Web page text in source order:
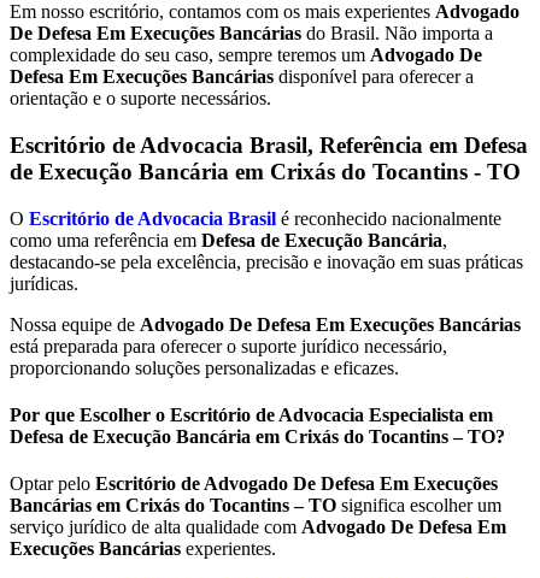
Em nosso escritório, contamos com os mais experientes Advogado
De Defesa Em Execuções Bancárias do Brasil. Não importa a
complexidade do seu caso, sempre teremos um Advogado De
Defesa Em Execuções Bancárias disponível para oferecer a
orientação e o suporte necessários.
Escritório de Advocacia Brasil, Referência em Defesa
de Execução Bancária em Crixás do Tocantins - TO
O Escritório de Advocacia Brasil é reconhecido nacionalmente
como uma referência em Defesa de Execução Bancária,
destacando-se pela excelência, precisão e inovação em suas práticas
jurídicas.
Nossa equipe de Advogado De Defesa Em Execuções Bancárias
está preparada para oferecer o suporte jurídico necessário,
proporcionando soluções personalizadas e eficazes.
Por que Escolher o Escritório de Advocacia Especialista em
Defesa de Execução Bancária em Crixás do Tocantins – TO?
Optar pelo Escritório de Advogado De Defesa Em Execuções
Bancárias em Crixás do Tocantins – TO significa escolher um
serviço jurídico de alta qualidade com Advogado De Defesa Em
Execuções Bancárias experientes.